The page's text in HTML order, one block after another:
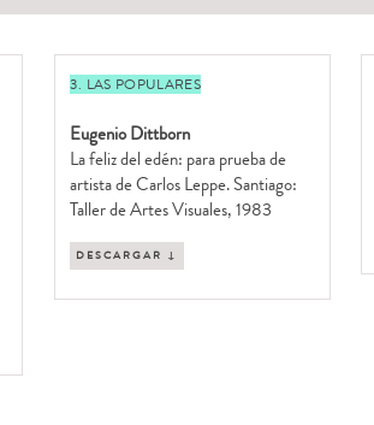
3. LAS POPULARES
Eugenio Dittborn
La feliz del edén: para prueba de
artista de Carlos Leppe. Santiago:
Taller de Artes Visuales, 1983
DESCARGAR ↓